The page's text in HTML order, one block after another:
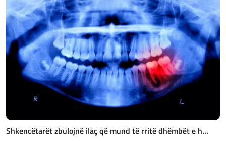
Shkencëtarët zbulojnë ilaç që mund të rritë dhëmbët e h...